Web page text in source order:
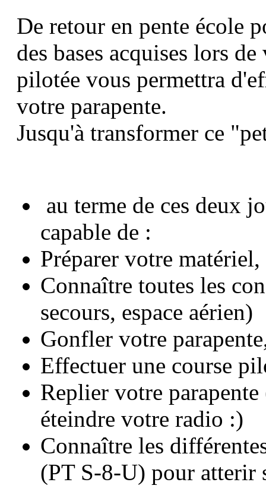
De retour en pente école
des bases acquises lors
pilotée vous permettra
votre parapente.
Jusqu'à transformer ce
au terme de ces deux
capable de :
Préparer votre matériel,
Connaître toutes les
secours, espace aérien)
Gonfler votre
Effectuer une course
Replier votre
éteindre votre radio :)
Connaître les
(PT S-8-U) pour atterir